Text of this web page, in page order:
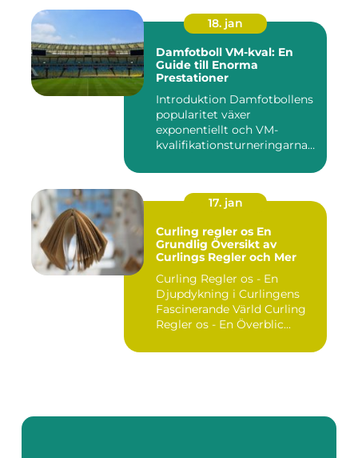
18. jan
Damfotboll VM-kval: En
Guide till Enorma
Prestationer
Introduktion Damfotbollens
popularitet växer
exponentiellt och VM-
kvalifikationsturneringarna
17. jan
Curling regler os En
Grundlig Översikt av
Curlings Regler och Mer
Curling Regler os - En
Djupdykning i Curlingens
Fascinerande Värld Curling
Regler os - En Överblic...